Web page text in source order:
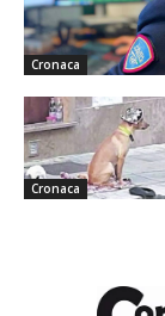
Cronaca
Cronaca